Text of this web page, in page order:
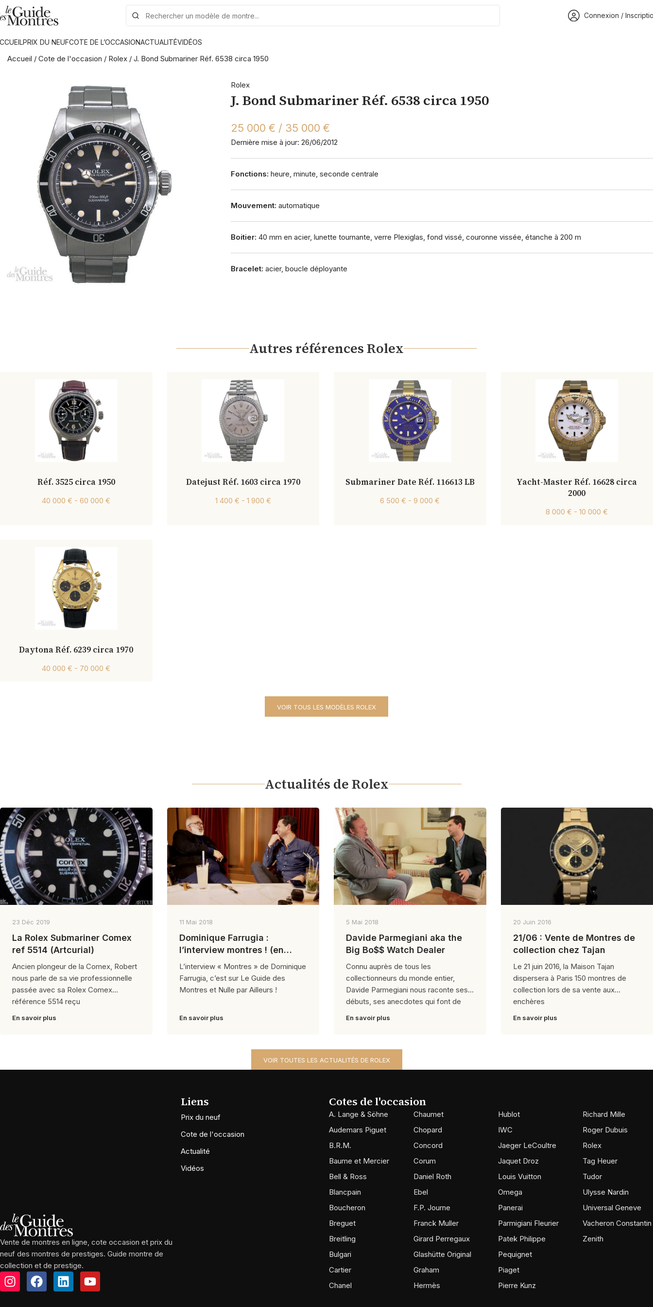
Connexion /
PRIX DU NEUFCOTE DE L’OCCASIONACTUALITÉVIDÉOS
Accueil / Cote de l'occasion / Rolex / J. Bond Submariner Réf. 6538 circa 1950
Rolex
J. Bond Submariner Réf. 6538 circa 1950
25 000 € / 35 000 €
Dernière mise à jour: 26/06/2012
Fonctions: heure, minute, seconde centrale
Mouvement: automatique
Boitier: 40 mm en acier, lunette tournante, verre Plexiglas, fond vissé, couronne vissée, étanche à 200 m
Bracelet: acier, boucle déployante
Autres références Rolex
Réf. 3525 circa 1950
40 000 € - 60 000 €
Datejust Réf. 1603 circa 1970
1 400 € - 1 900 €
Submariner Date Réf. 116613 LB
6 500 € - 9 000 €
Yacht-Master Réf. 16628 circa
2000
8 000 € - 10 000 €
Daytona Réf. 6239 circa 1970
40 000 € - 70 000 €
VOIR TOUS LES MODÈLES ROLEX
Actualités de Rolex
23 Déc 2019
La Rolex Submariner Comex
ref 5514 (Artcurial)
Ancien plongeur de la Comex, Robert
nous parle de sa vie professionnelle
passée avec sa Rolex Comex
référence 5514 reçu
En savoir plus
11 Mai 2018
Dominique Farrugia :
l’interview montres ! (en
intégrule)
L’interview « Montres » de Dominique
Farrugia, c’est sur Le Guide des
Montres et Nulle par Ailleurs !
En savoir plus
5 Mai 2018
Davide Parmegiani aka the
Big Bo$$ Watch Dealer
Connu auprès de tous les
collectionneurs du monde entier,
Davide Parmegiani nous raconte ses
débuts, ses anecdotes qui font de
En savoir plus
20 Juin 2016
21/06 : Vente de Montres de
collection chez Tajan
Le 21 juin 2016, la Maison Tajan
dispersera à Paris 150 montres de
collection lors de sa vente aux
enchères
En savoir plus
VOIR TOUTES LES ACTUALITÉS DE ROLEX
Vente de montres en ligne, cote occasion et prix du
neuf des montres de prestiges. Guide montre de
collection et de prestige.
Liens
Prix du neuf
Cote de l'occasion
Actualité
Vidéos
Cotes de l'occasion
A. Lange & Söhne
Audemars Piguet
B.R.M.
Baume et Mercier
Bell & Ross
Blancpain
Boucheron
Breguet
Breitling
Bulgari
Cartier
Chanel
Chaumet
Chopard
Concord
Corum
Daniel Roth
Ebel
F.P. Journe
Franck Muller
Girard Perregaux
Glashütte Original
Graham
Hermès
Hublot
IWC
Jaeger LeCoultre
Jaquet Droz
Louis Vuitton
Omega
Panerai
Parmigiani Fleurier
Patek Philippe
Pequignet
Piaget
Pierre Kunz
Richard Mille
Roger Dubuis
Rolex
Tag Heuer
Tudor
Ulysse Nardin
Universal Geneve
Vacheron Constantin
Zenith